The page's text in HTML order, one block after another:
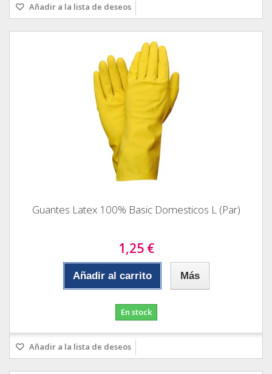
Añadir a la lista de deseos
Guantes Latex 100% Basic Domesticos L (Par)
1,25 €
Añadir al carrito Más
En stock
Añadir a la lista de deseos